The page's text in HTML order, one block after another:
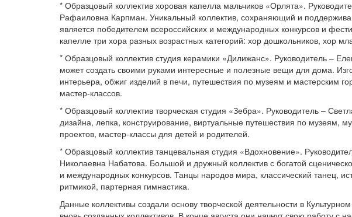
* Образцовый коллектив хоровая капелла мальчиков «Орлята».
Рафаиловна Карпман. Уникальный коллектив, сохраняющий и
является победителем всероссийских и международных конкурсов и
капелле три хора разных возрастных категорий: хор дошкольников, хор
* Образцовый коллектив студия керамики «Дилижанс». Руководитель –
может создать своими руками интересные и полезные вещи для дома.
интерьера, обжиг изделий в печи, путешествия по музеям и мастерским
мастер-классов.
* Образцовый коллектив творческая студия «Зебра». Руководитель –
дизайна, лепка, конструирование, виртуальные путешествия по музеям,
проектов, мастер-классы для детей и родителей.
* Образцовый коллектив танцевальная студия «Вдохновение».
Николаевна Набатова. Большой и дружный коллектив с богатой
и международных конкурсов. Танцы народов мира, классический танец,
ритмикой, партерная гимнастика.
Данные коллективы создали основу творческой деятельности в